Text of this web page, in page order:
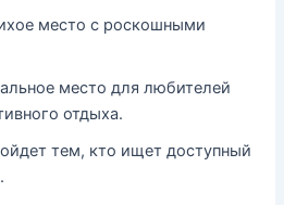
место с роскошными
место для любителей
отдыха.
тем, кто ищет доступный